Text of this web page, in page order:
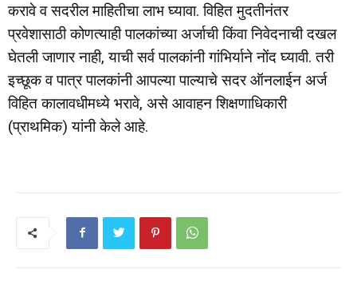
करावे व सदरील माहितीचा लाभ घ्यावा. विहित मुदतीनंतर
प्रवेशासाठी कोणत्याही पालकांच्या अर्जाची किंवा निवेदनाची दखल
घेतली जाणार नाही, याची सर्व पालकांनी गांभिर्याने नोंद घ्यावी. तरी
इच्छूक व पात्र पालकांनी आपल्या पाल्याचे सदर ऑनलाईन अर्ज
विहित कालावधीमध्ये भरावे, असे आवाहन शिक्षणाधिकारी
(प्राथमिक) यांनी केले आहे.